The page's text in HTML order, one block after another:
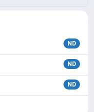
ND
ND
ND